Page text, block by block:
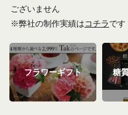
ございません
※弊社の制作実績はコチラです
フラワーギフト 糖